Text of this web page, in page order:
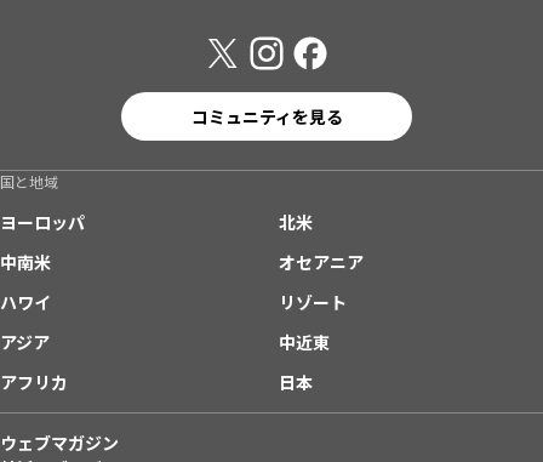
コミュニティを見る
国と地域
ヨーロッパ
北米
中南米
オセアニア
ハワイ
リゾート
アジア
中近東
アフリカ
日本
ウェブマガジン